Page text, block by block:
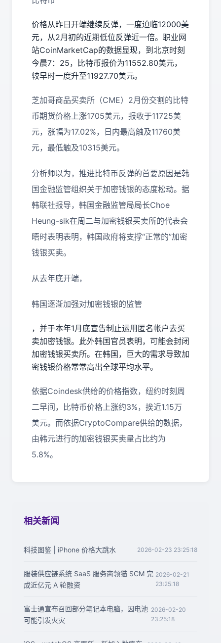
价格从昨日开端继续反弹，一度迫临12000美
元，从2月初的近期低位反弹近一倍。职业网
站CoinMarketCap的数据显现，到北京时刻
今晨7：25，比特币报价为11552.80美元，
较早时一度升至11927.70美元。
芝加哥商品买卖所（CME）2月份交割的比特
币期货价格上涨1705美元，报收于11725美
元，涨幅为17.02%，日内最高触及11760美
元，最低触及10315美元。
分析师以为，推进比特币反弹的首要原因是韩
国金融监管组织关于加密钱银的态度松动。据
韩联社报导，韩国金融监管局局长Choe
Heung-sik在周二与加密钱银买卖所的代表会
晤时表明表明，韩国政府将支撑“正常的”加密
钱银买卖。
从去年底开端，
韩国逐渐加强对加密钱银的监管
，并于本年1月底宣告制止运用匿名帐户去买
卖加密钱银。此外韩国官员表明，可能会封闭
加密钱银买卖所。在韩国，巨大的需求导致加
密钱银价格常常高出全球平均水平。
依据Coindesk供给的价格指数，纽约时刻周
二早间，比特币价格上涨约3%，挨近1.15万
美元。而依据CryptoCompare供给的数据，
由韩元进行的加密钱银买卖量占比约为
5.8%。
相关新闻
科技图鉴 | iPhone 价格大跳水 2026-02-23 23:25:18
服装供应链系统 SaaS 服务商领猫 SCM 完
成近亿元 A 轮融资
2026-02-21
23:25:18
富士通宣布召回部分笔记本电脑，因电池
可能引发火灾
2026-02-20
23:25:18